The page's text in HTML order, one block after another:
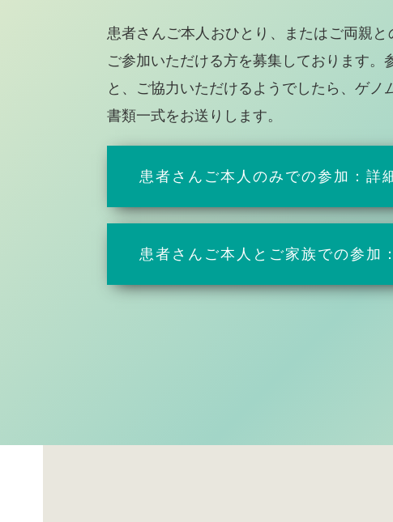
患者さんご本人おひとり、またはご両親
ご参加いただける方を募集しております。
と、ご協力いただけるようでしたら、ゲノ
書類一式をお送りします。
患者さんご本人のみでの参加：詳
患者さんご本人とご家族での参加